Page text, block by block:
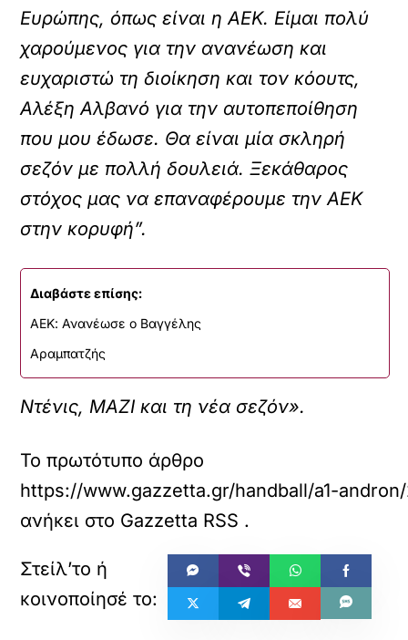
Ευρώπης, όπως είναι η ΑΕΚ. Είμαι πολύ
χαρούμενος για την ανανέωση και
ευχαριστώ τη διοίκηση και τον κόουτς,
Αλέξη Αλβανό για την αυτοπεποίθηση
που μου έδωσε. Θα είναι μία σκληρή
σεζόν με πολλή δουλειά. Ξεκάθαρος
στόχος μας να επαναφέρουμε την ΑΕΚ
στην κορυφή”.
Διαβάστε επίσης:
ΑΕΚ: Ανανέωσε ο Βαγγέλης
Αραμπατζής
Ντένις, ΜΑΖΙ και τη νέα σεζόν».
Το πρωτότυπο άρθρο
https://www.gazzetta.gr/handball/a1-
ανήκει στο Gazzetta RSS .